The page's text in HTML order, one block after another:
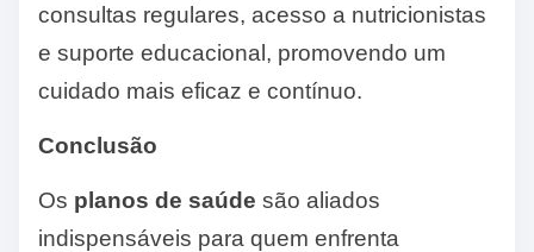
consultas regulares, acesso a nutricionistas
e suporte educacional, promovendo um
cuidado mais eficaz e contínuo.
Conclusão
Os planos de saúde são aliados
indispensáveis para quem enfrenta